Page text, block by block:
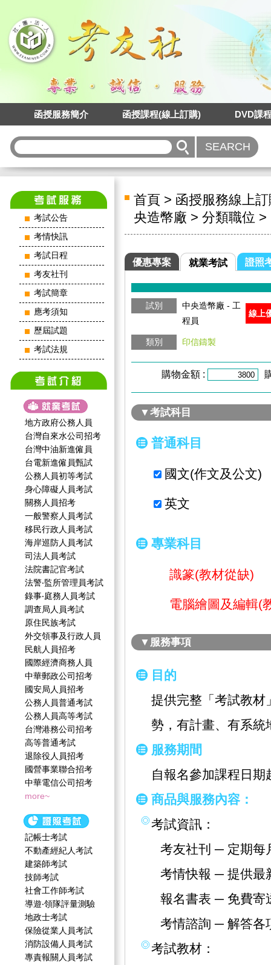
函授服務簡介 函授課程(線上訂購) DVD課
考試公告
考情快訊
考試日程
考友社刊
考試簡章
應考須知
歷屆試題
考試法規
地方政府公務人員
台灣自來水公司招考
台灣中油新進僱員
台電新進僱員甄試
公務人員初等考試
身心障礙人員考試
關務人員招考
一般警察人員考試
移民行政人員考試
海岸巡防人員考試
司法人員考試
法院書記官考試
法警‧監所管理員考試
錄事‧庭務人員考試
調查局人員考試
原住民族考試
外交領事及行政人員
民航人員招考
國際經濟商務人員
中華郵政公司招考
國安局人員招考
公務人員普通考試
公務人員高等考試
台灣港務公司招考
高等普通考試
退除役人員招考
國營事業聯合招考
中華電信公司招考
more~
記帳士考試
不動產經紀人考試
建築師考試
技師考試
社會工作師‍考試
導遊‧領隊評量測驗
地政士考試
保險從業人員考試
消防設備人員考試
專責報關人員考試
首頁 > 函授服務線上
央造幣廠 > 分類職位 >
優惠專案 就業考試 證照
試別
中央造幣廠 - 工
程員
類別 印信鑄製
線上
購物金額 :
▼考試科目
普通科目
國文(作文及公文)
英文
專業科目
識篆(教材從缺)
電腦繪圖及編輯(
▼服務事項
目的
提供完整「考試教材
勢，有計畫、有系統
服務期間
自報名參加課程日
商品與服務內容：
考試資訊：
考友社刊 ─ 定期每
考情快報 ─ 提供最
報名書表 ─ 免費寄
考情諮詢 ─ 解答各
考試教材：